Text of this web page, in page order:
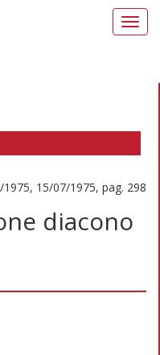
15/07/1975, pag. 298
diacono